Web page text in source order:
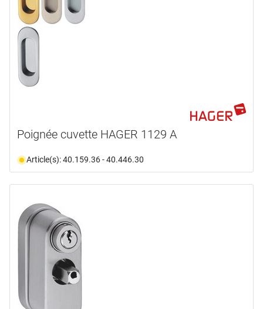
Poignée cuvette HAGER 1129 A
Article(s): 40.159.36 - 40.446.30